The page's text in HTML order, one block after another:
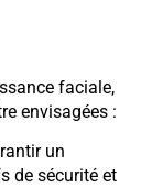
faciale,
envisagées :
un
de sécurité et